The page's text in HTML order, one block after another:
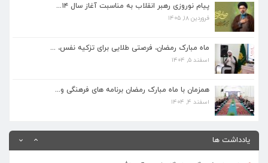
پیام نوروزی رهبر انقلاب به مناسبت آغاز سال ۱۴...
فروردین ۱۸, ۱۴۰۵
ماه مبارک رمضان، فرصتی طلایی برای تزکیه نفس، ...
اسفند ۵, ۱۴۰۴
همزمان با ماه مبارک رمضان برنامه های فرهنگی و...
اسفند ۴, ۱۴۰۴
یادداشت ها
همزمان با ماه مبارک رمضان برنامه های فرهنگی و...
اسفند ۴, ۱۴۰۴
بهره‌مندی ۳۶۸ فراگیر از برنامه‌های طرح تابستا...
مرداد ۱۰, ۱۴۰۵
تیر ۱۴, ۱۴۰۵